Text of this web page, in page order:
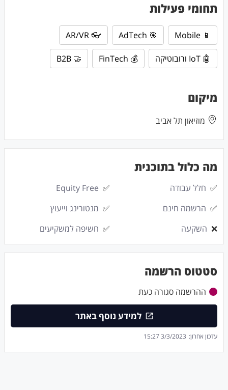
תחומי פעילות
📱 Mobile
🎯 AdTech
👓 AR/VR
🤖 IoT ורובוטיקה 💰 FinTech
🤝 B2B
מיקום
מוזיאון תל אביב
מה כלול בתוכנית
✅ חלל עבודה ✅
Equity Free
✅ הרשמה חינם ✅ מנטורינג וייעוץ
❌ השקעה ✅ חשיפה למשקיעים
סטטוס הרשמה
ההרשמה סגורה כעת
למידע נוסף באתר
עדכון אחרון: 3/3/2023 15:27